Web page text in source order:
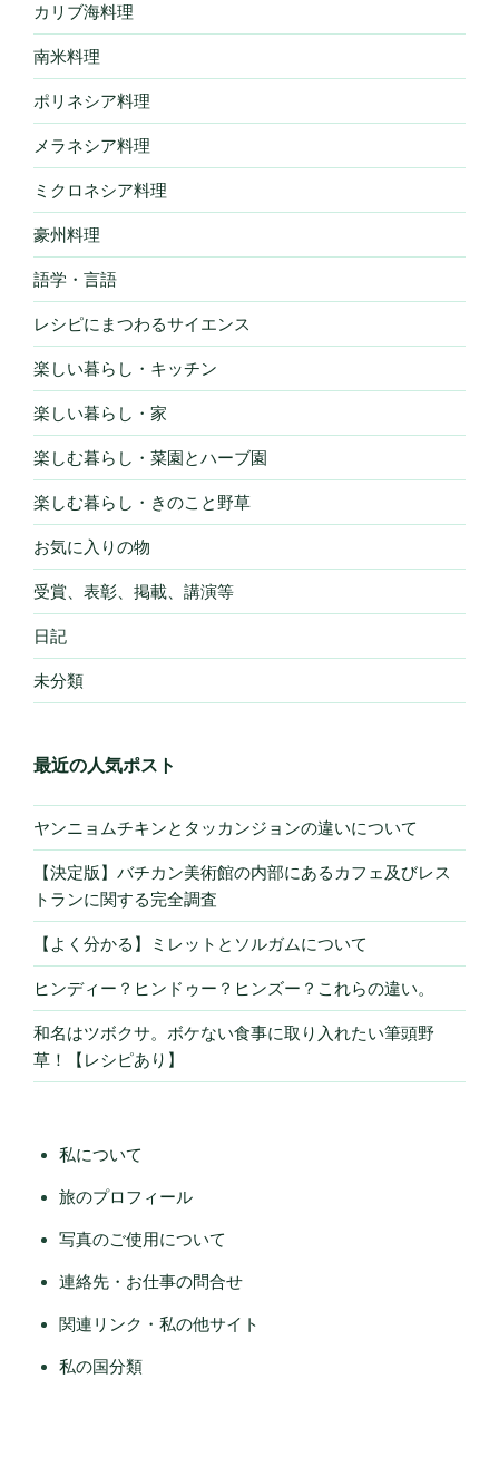
カリブ海料理
南米料理
ポリネシア料理
メラネシア料理
ミクロネシア料理
豪州料理
語学・言語
レシピにまつわるサイエンス
楽しい暮らし・キッチン
楽しい暮らし・家
楽しむ暮らし・菜園とハーブ園
楽しむ暮らし・きのこと野草
お気に入りの物
受賞、表彰、掲載、講演等
日記
未分類
最近の人気ポスト
ヤンニョムチキンとタッカンジョンの違いについて
【決定版】バチカン美術館の内部にあるカフェ及びレス
トランに関する完全調査
【よく分かる】ミレットとソルガムについて
ヒンディー？ヒンドゥー？ヒンズー？これらの違い。
和名はツボクサ。ボケない食事に取り入れたい筆頭野
草！【レシピあり】
私について
旅のプロフィール
写真のご使用について
連絡先・お仕事の問合せ
関連リンク・私の他サイト
私の国分類